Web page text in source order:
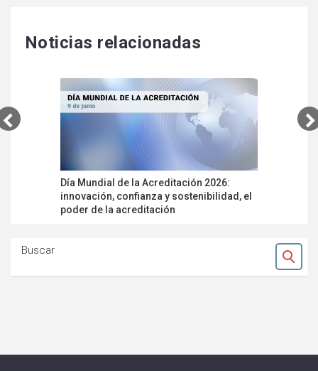
Noticias relacionadas
Día Mundial de la Acreditación 2026:
innovación, confianza y sostenibilidad, el
poder de la acreditación
Buscar
Ok